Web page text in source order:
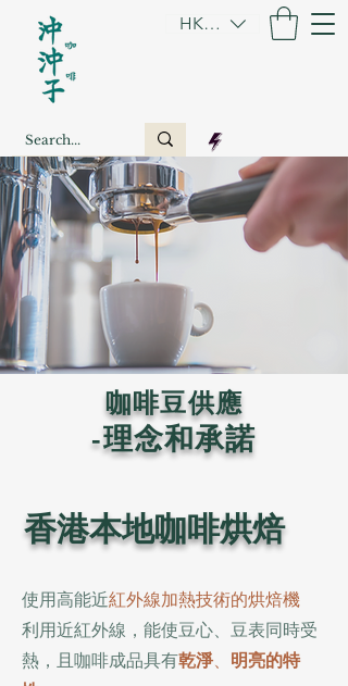
HKD (HK$)
咖啡豆供應
​-理念和承諾
香港本地咖啡烘焙
使用高能近紅外線加熱技術的烘焙機
利用近紅外線，能使豆心、豆表同時受
熱，且咖啡成品具有乾淨、 明亮的特